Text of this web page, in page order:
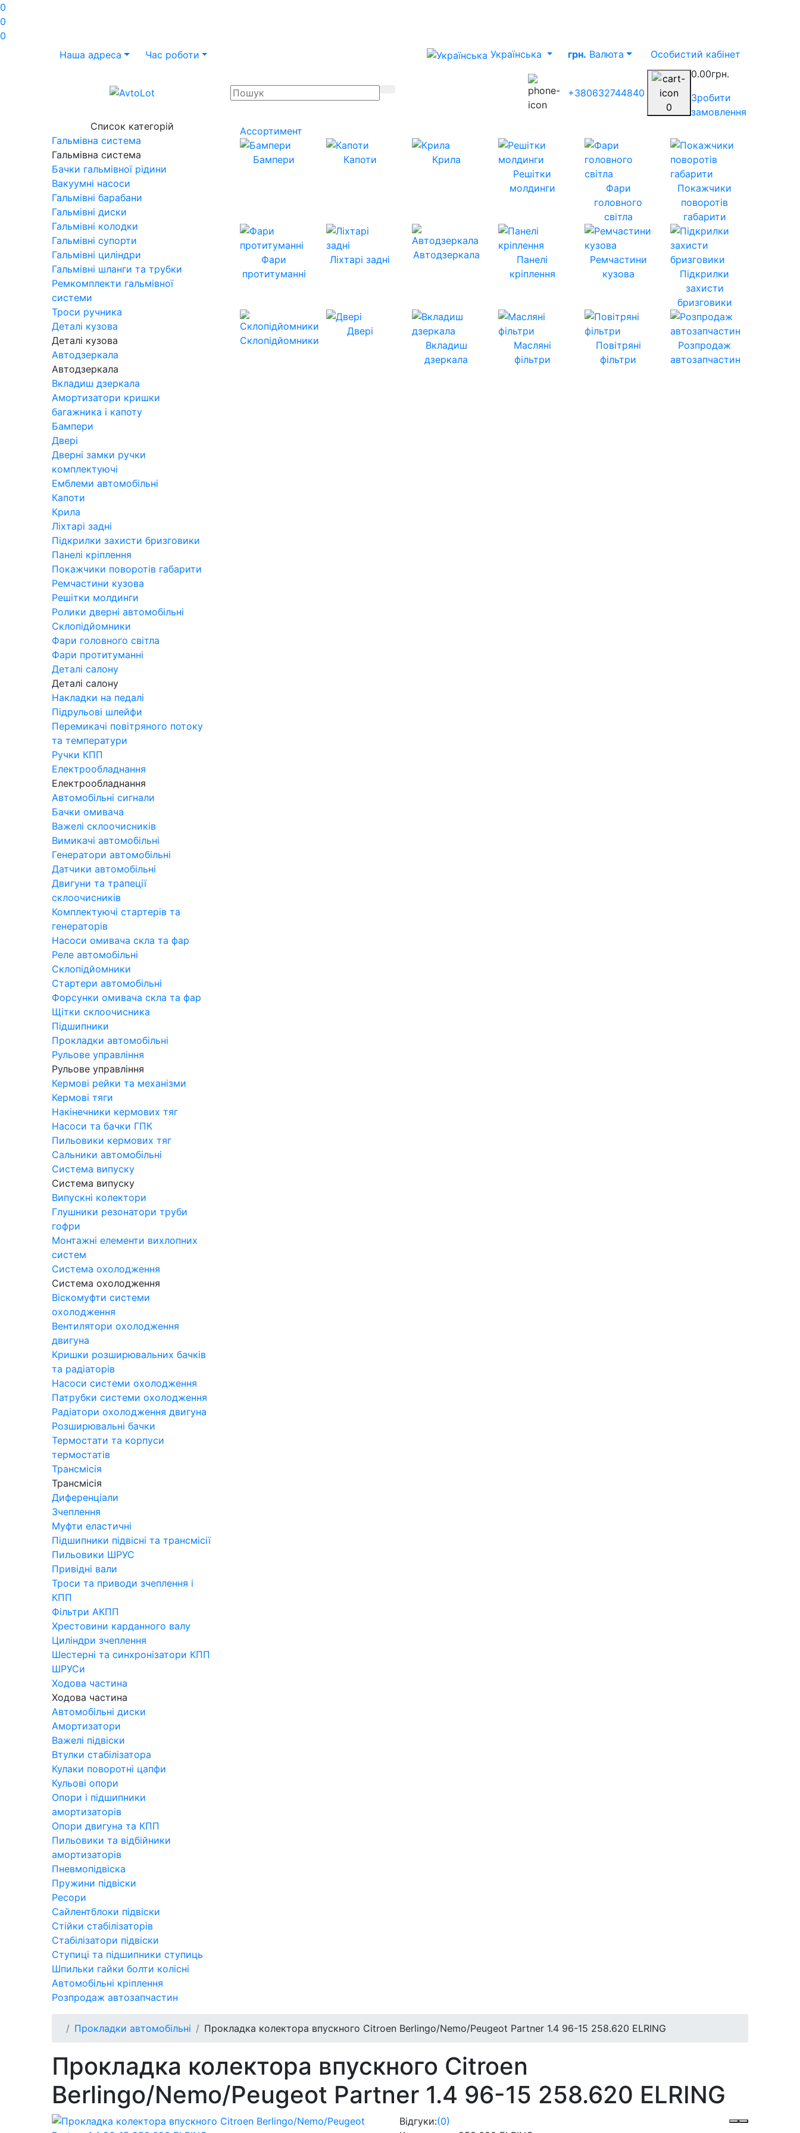
0
0
0
Наша адреса
Час роботи Українська грн. Валюта Особистий кабінет
+380632744840
0
0.00грн.
Зробити
замовлення
Список категорій
Гальмівна система
Гальмівна система
Бачки гальмівної рідини
Вакуумні насоси
Гальмівні барабани
Гальмівні диски
Гальмівні колодки
Гальмівні супорти
Гальмівні циліндри
Гальмівні шланги та трубки
Ремкомплекти гальмівної
системи
Троси ручника
Деталі кузова
Деталі кузова
Автодзеркала
Автодзеркала
Вкладиш дзеркала
Амортизатори кришки
багажника і капоту
Бампери
Двері
Дверні замки ручки
комплектуючі
Емблеми автомобільні
Капоти
Крила
Ліхтарі задні
Підкрилки захисти бризговики
Панелі кріплення
Покажчики поворотів габарити
Ремчастини кузова
Решітки молдинги
Ролики дверні автомобільні
Склопідйомники
Фари головного світла
Фари протитуманні
Деталі салону
Деталі салону
Накладки на педалі
Підрульові шлейфи
Перемикачі повітряного потоку
та температури
Ручки КПП
Електрообладнання
Електрообладнання
Автомобільні сигнали
Бачки омивача
Важелі склоочисників
Вимикачі автомобільні
Генератори автомобільні
Датчики автомобільні
Двигуни та трапеції
склоочисників
Комплектуючі стартерів та
генераторів
Насоси омивача скла та фар
Реле автомобільні
Склопідйомники
Стартери автомобільні
Форсунки омивача скла та фар
Щітки склоочисника
Підшипники
Прокладки автомобільні
Рульове управління
Рульове управління
Кермові рейки та механізми
Кермові тяги
Накінечники кермових тяг
Насоси та бачки ГПК
Пильовики кермових тяг
Сальники автомобільні
Система випуску
Система випуску
Випускні колектори
Глушники резонатори труби
гофри
Монтажні елементи вихлопних
систем
Система охолодження
Система охолодження
Віскомуфти системи
охолодження
Вентилятори охолодження
двигуна
Кришки розширювальних бачків
та радіаторів
Насоси системи охолодження
Патрубки системи охолодження
Радіатори охолодження двигуна
Розширювальні бачки
Термостати та корпуси
термостатів
Трансмісія
Трансмісія
Диференціали
Зчеплення
Муфти еластичні
Підшипники підвісні та трансмісії
Пильовики ШРУС
Привідні вали
Троси та приводи зчеплення і
КПП
Фільтри АКПП
Хрестовини карданного валу
Циліндри зчеплення
Шестерні та синхронізатори КПП
ШРУСи
Ходова частина
Ходова частина
Автомобільні диски
Амортизатори
Важелі підвіски
Втулки стабілізатора
Кулаки поворотні цапфи
Кульові опори
Опори і підшипники
амортизаторів
Опори двигуна та КПП
Пильовики та відбійники
амортизаторів
Пневмопідвіска
Пружини підвіски
Ресори
Сайлентблоки підвіски
Стійки стабілізаторів
Стабілізатори підвіски
Ступиці та підшипники ступиць
Шпильки гайки болти колісні
Автомобільні кріплення
Розпродаж автозапчастин
Ассортимент
Бампери Капоти
Крила
Решітки
молдинги
Фари
головного
світла
Покажчики
поворотів
габарити
Фари
протитуманні
Ліхтарі задні Автодзеркала
Панелі
кріплення
Ремчастини
кузова
Підкрилки
захисти
бризговики
Склопідйомники
Двері
Вкладиш
дзеркала
Масляні
фільтри
Повітряні
фільтри
Розпродаж
автозапчастин
Прокладки автомобільні Прокладка колектора впускного Citroen Berlingo/Nemo/Peugeot Partner 1.4 96-15 258.620 ELRING
Прокладка колектора впускного Citroen
Berlingo/Nemo/Peugeot Partner 1.4 96-15 258.620 ELRING
Відгуки:(0)